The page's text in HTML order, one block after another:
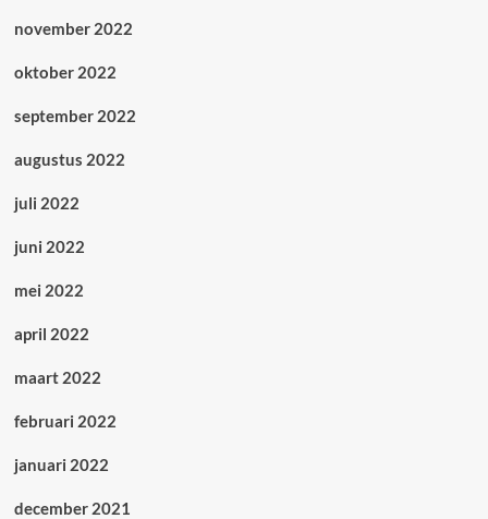
november 2022
oktober 2022
september 2022
augustus 2022
juli 2022
juni 2022
mei 2022
april 2022
maart 2022
februari 2022
januari 2022
december 2021